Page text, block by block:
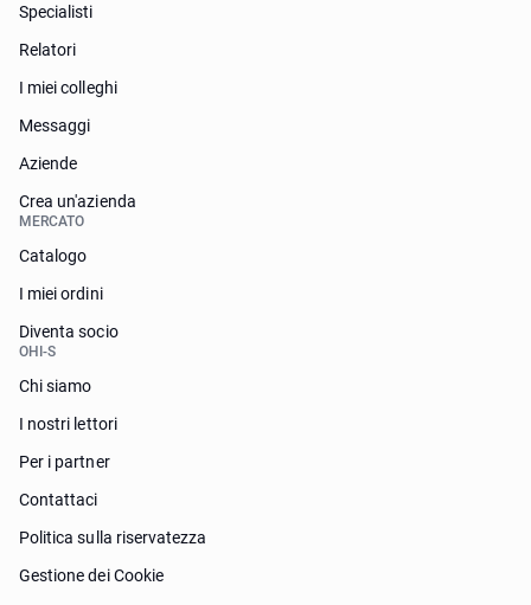
Specialisti
Relatori
I miei colleghi
Messaggi
Aziende
Crea un'azienda
MERCATO
Catalogo
I miei ordini
Diventa socio
OHI-S
Chi siamo
I nostri lettori
Per i partner
Contattaci
Politica sulla riservatezza
Gestione dei Cookie